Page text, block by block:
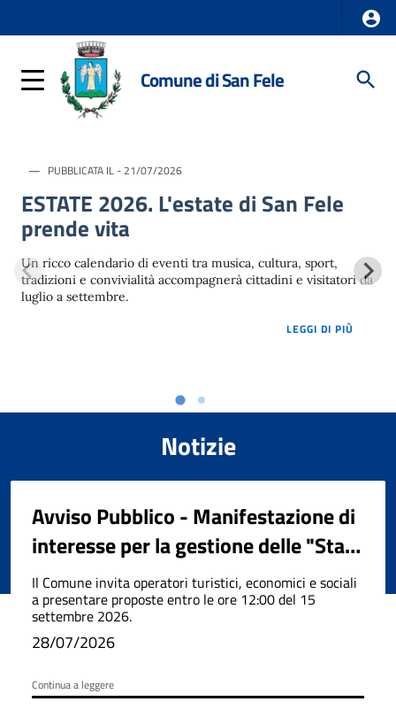
Comune di San Fele
PUBBLICATA IL - 21/07/2026
ESTATE 2026. L'estate di San Fele
prende vita
Un ricco calendario di eventi tra musica, cultura, sport,
tradizioni e convivialità accompagnerà cittadini e visitatori da
luglio a settembre.
LEGGI DI PIÙ
Notizie
Avviso Pubblico - Manifestazione di
interesse per la gestione delle "Star
Box"
Il Comune invita operatori turistici, economici e sociali
a presentare proposte entro le ore 12:00 del 15
settembre 2026.
28/07/2026
Continua a leggere